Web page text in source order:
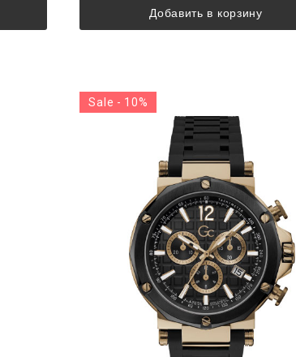
Добавить в корзину
Sale - 10%